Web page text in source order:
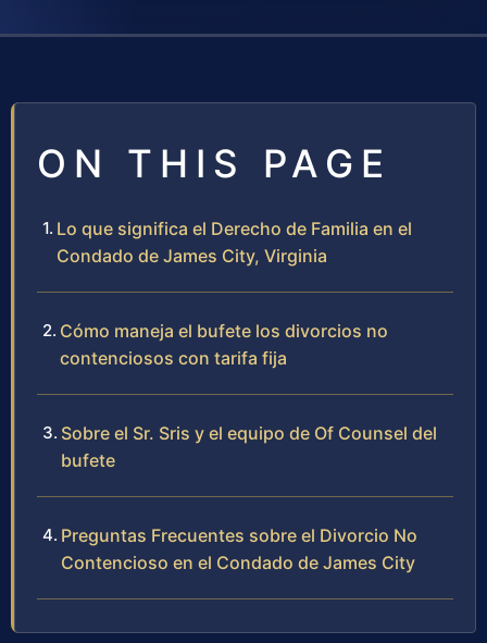
ON THIS PAGE
Lo que significa el Derecho de Familia en el
Condado de James City, Virginia
Cómo maneja el bufete los divorcios no
contenciosos con tarifa fija
Sobre el Sr. Sris y el equipo de Of Counsel del
bufete
Preguntas Frecuentes sobre el Divorcio No
Contencioso en el Condado de James City